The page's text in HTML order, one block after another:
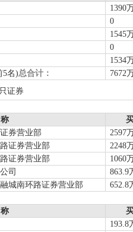
1390
0
1545
0
1534
5名)总合计： 7672
证券
券营业部
2597
证券营业部
2248
证券营业部
1060
司
863.9
城南环路证券营业部
652.8
193.8